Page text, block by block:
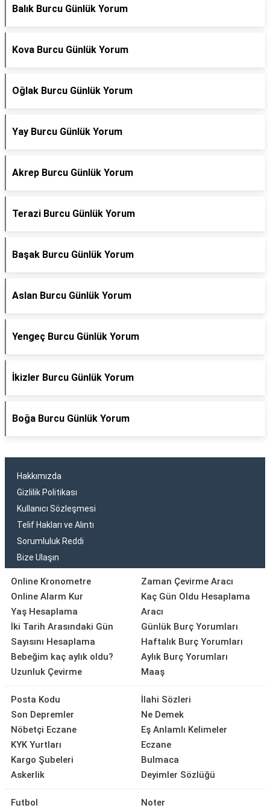
Balık Burcu Günlük Yorum
Kova Burcu Günlük Yorum
Oğlak Burcu Günlük Yorum
Yay Burcu Günlük Yorum
Akrep Burcu Günlük Yorum
Terazi Burcu Günlük Yorum
Başak Burcu Günlük Yorum
Aslan Burcu Günlük Yorum
Yengeç Burcu Günlük Yorum
İkizler Burcu Günlük Yorum
Boğa Burcu Günlük Yorum
Hakkımızda
Gizlilik Politikası
Kullanıcı Sözleşmesi
Telif Hakları ve Alıntı
Sorumluluk Reddi
Bize Ulaşın
Online Kronometre
Online Alarm Kur
Yaş Hesaplama
İki Tarih Arasındaki Gün
Sayısını Hesaplama
Bebeğim kaç aylık oldu?
Uzunluk Çevirme
Zaman Çevirme Aracı
Kaç Gün Oldu Hesaplama
Aracı
Günlük Burç Yorumları
Haftalık Burç Yorumları
Aylık Burç Yorumları
Maaş
Posta Kodu
Son Depremler
Nöbetçi Eczane
KYK Yurtları
Kargo Şubeleri
Askerlik
İlahi Sözleri
Ne Demek
Eş Anlamlı Kelimeler
Eczane
Bulmaca
Deyimler Sözlüğü
Futbol
Noter